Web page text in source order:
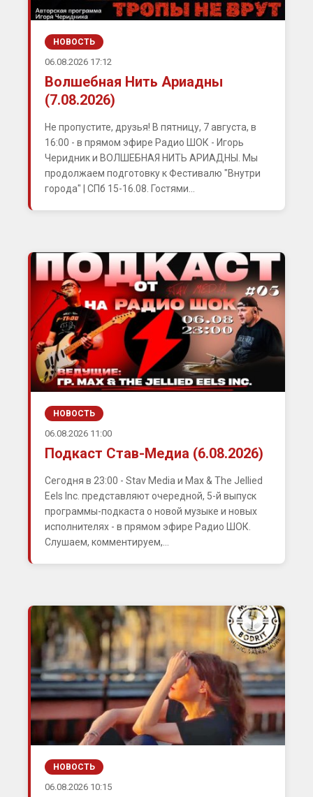
НОВОСТЬ
06.08.2026 17:12
Волшебная Нить Ариадны
(7.08.2026)
Не пропустите, друзья! В пятницу, 7 августа, в
16:00 - в прямом эфире Радио ШОК - Игорь
Черидник и ВОЛШЕБНАЯ НИТЬ АРИАДНЫ. Мы
продолжаем подготовку к Фестивалю "Внутри
города" | СПб 15-16.08. Гостями...
НОВОСТЬ
06.08.2026 11:00
Подкаст Став-Медиа (6.08.2026)
Сегодня в 23:00 - Stav Media и Max & The Jellied
Eels Inc. представляют очередной, 5-й выпуск
программы-подкаста о новой музыке и новых
исполнителях - в прямом эфире Радио ШОК.
Слушаем, комментируем,...
НОВОСТЬ
06.08.2026 10:15